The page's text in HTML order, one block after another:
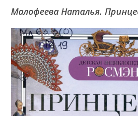
Малофеева Наталья.